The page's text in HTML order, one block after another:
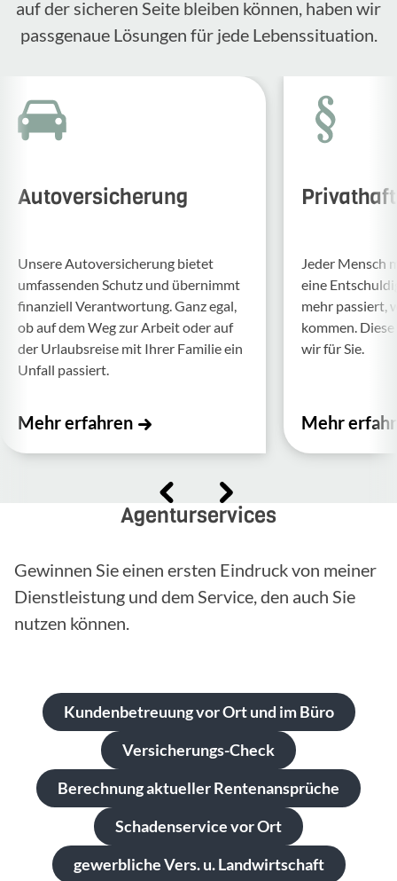
auf der sicheren Seite bleiben können, haben wir
passgenaue Lösungen für jede Lebenssituation.
Autoversicherung
Unsere Auto­ver­si­che­rung bietet
umfas­senden Schutz und über­nimmt
finan­ziell Verant­wor­tung. Ganz egal,
ob auf dem Weg zur Arbeit oder auf
der Urlaubs­reise mit Ihrer Familie ein
Unfall passiert.
Mehr erfahren
Jeder Mensch
eine
mehr passiert,
kommen.
wir für Sie.
Mehr
Agenturservices
Gewinnen Sie einen ersten Eindruck von meiner
Dienstleistung und dem Service, den auch Sie
nutzen können.
Kundenbetreuung vor Ort und im Büro
Versicherungs-Check
Berechnung aktueller Rentenansprüche
Schadenservice vor Ort
gewerbliche Vers. u. Landwirtschaft